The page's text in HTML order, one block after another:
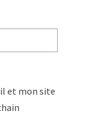
et mon site